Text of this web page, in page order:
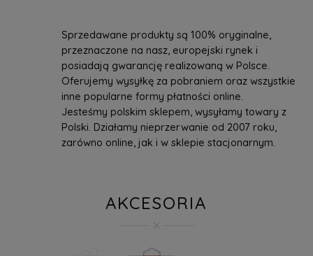
Sprzedawane produkty są 100% oryginalne,
przeznaczone na nasz, europejski rynek i
posiadają gwarancję realizowaną w Polsce.
Oferujemy wysyłkę za pobraniem oraz wszystkie
inne popularne formy płatności online.
Jesteśmy polskim sklepem, wysyłamy towary z
Polski. Działamy nieprzerwanie od 2007 roku,
zarówno online, jak i w sklepie stacjonarnym.
AKCESORIA